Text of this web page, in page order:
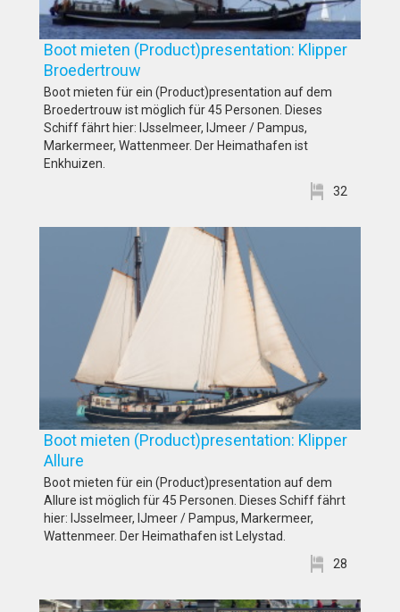
Boot mieten (Product)presentation: Klipper
Broedertrouw
Boot mieten für ein (Product)presentation auf dem
Broedertrouw ist möglich für 45 Personen. Dieses
Schiff fährt hier: IJsselmeer, IJmeer / Pampus,
Markermeer, Wattenmeer. Der Heimathafen ist
Enkhuizen.
32
Boot mieten (Product)presentation: Klipper
Allure
Boot mieten für ein (Product)presentation auf dem
Allure ist möglich für 45 Personen. Dieses Schiff fährt
hier: IJsselmeer, IJmeer / Pampus, Markermeer,
Wattenmeer. Der Heimathafen ist Lelystad.
28